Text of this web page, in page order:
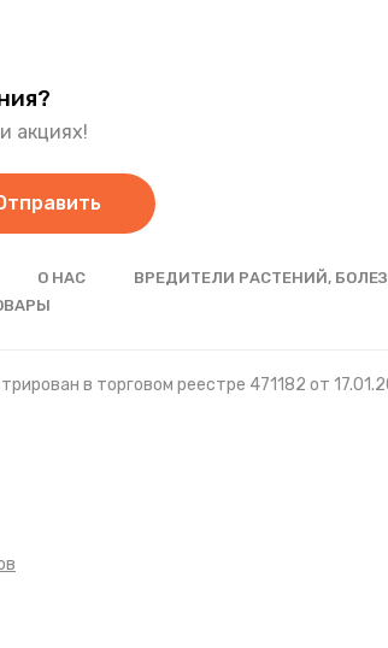
акциях!
О НАС
ВРЕДИТЕЛИ РАСТЕНИЙ,
в торговом реестре 471182 от